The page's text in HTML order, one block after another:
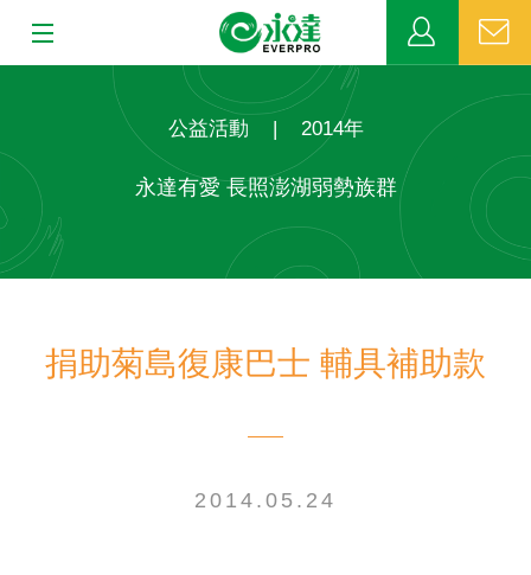
MDRT
公益活動
公益活動 | 2014年
永達有愛 長照澎湖弱勢族群
捐助菊島復康巴士 輔具補助款
2014.05.24